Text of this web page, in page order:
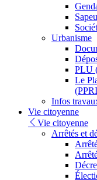
Urbanisme
PLU
Le
Infos
Vie citoyenne
Vie citoyenne
Arrêtés et